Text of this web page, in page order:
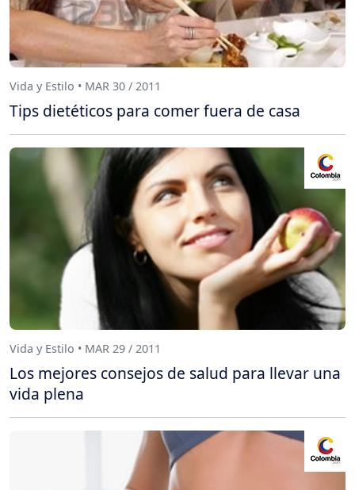
Vida y Estilo • MAR 30 / 2011
Tips dietéticos para comer fuera de casa
Vida y Estilo • MAR 29 / 2011
Los mejores consejos de salud para llevar una
vida plena